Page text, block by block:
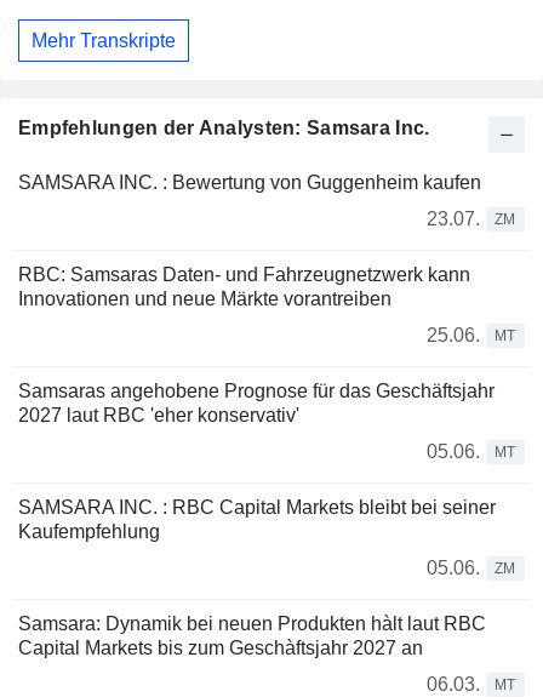
Mehr Transkripte
Empfehlungen der Analysten: Samsara Inc.
SAMSARA INC. : Bewertung von Guggenheim kaufen
23.07.
ZM
RBC: Samsaras Daten- und Fahrzeugnetzwerk kann
Innovationen und neue Märkte vorantreiben
25.06.
MT
Samsaras angehobene Prognose für das Geschäftsjahr
2027 laut RBC 'eher konservativ'
05.06.
MT
SAMSARA INC. : RBC Capital Markets bleibt bei seiner
Kaufempfehlung
05.06.
ZM
Samsara: Dynamik bei neuen Produkten hàlt laut RBC
Capital Markets bis zum Geschàftsjahr 2027 an
06.03.
MT